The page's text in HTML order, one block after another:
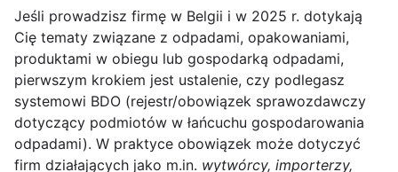
Jeśli prowadzisz firmę w Belgii i w 2025 r. dotykają
Cię tematy związane z odpadami, opakowaniami,
produktami w obiegu lub gospodarką odpadami,
pierwszym krokiem jest ustalenie, czy podlegasz
systemowi BDO (rejestr/obowiązek sprawozdawczy
dotyczący podmiotów w łańcuchu gospodarowania
odpadami). W praktyce obowiązek może dotyczyć
firm działających jako m.in. wytwórcy, importerzy,